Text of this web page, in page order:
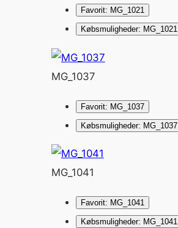
Favorit: MG_1021
Købsmuligheder: MG_1021
MG_1037
Favorit: MG_1037
Købsmuligheder: MG_1037
MG_1041
Favorit: MG_1041
Købsmuligheder: MG_1041